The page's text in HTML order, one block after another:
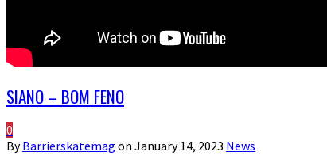
SIANO – BOM FENO
0
ByBarrierskatemag on January 14, 2023 News